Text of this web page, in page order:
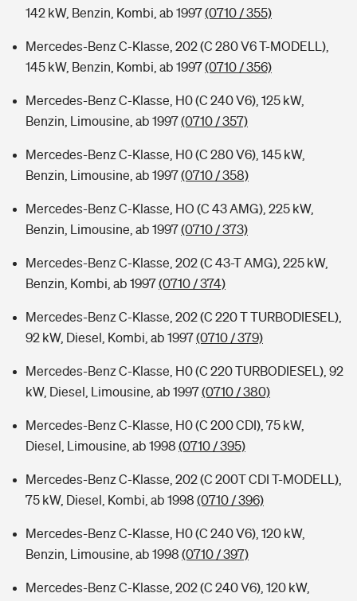
142 kW, Benzin, Kombi, ab 1997(0710 / 355)
Mercedes-Benz C-Klasse, 202 (C 280 V6 T-MODELL),
145 kW, Benzin, Kombi, ab 1997(0710 / 356)
Mercedes-Benz C-Klasse, H0 (C 240 V6), 125 kW,
Benzin, Limousine, ab 1997(0710 / 357)
Mercedes-Benz C-Klasse, H0 (C 280 V6), 145 kW,
Benzin, Limousine, ab 1997(0710 / 358)
Mercedes-Benz C-Klasse, HO (C 43 AMG), 225 kW,
Benzin, Limousine, ab 1997(0710 / 373)
Mercedes-Benz C-Klasse, 202 (C 43-T AMG), 225 kW,
Benzin, Kombi, ab 1997(0710 / 374)
Mercedes-Benz C-Klasse, 202 (C 220 T TURBODIESEL),
92 kW, Diesel, Kombi, ab 1997(0710 / 379)
Mercedes-Benz C-Klasse, H0 (C 220 TURBODIESEL), 92
kW, Diesel, Limousine, ab 1997(0710 / 380)
Mercedes-Benz C-Klasse, H0 (C 200 CDI), 75 kW,
Diesel, Limousine, ab 1998 (0710 / 395)
Mercedes-Benz C-Klasse, 202 (C 200T CDI T-MODELL),
75 kW, Diesel, Kombi, ab 1998 (0710 / 396)
Mercedes-Benz C-Klasse, H0 (C 240 V6), 120 kW,
Benzin, Limousine, ab 1998 (0710 / 397)
Mercedes-Benz C-Klasse, 202 (C 240 V6), 120 kW,